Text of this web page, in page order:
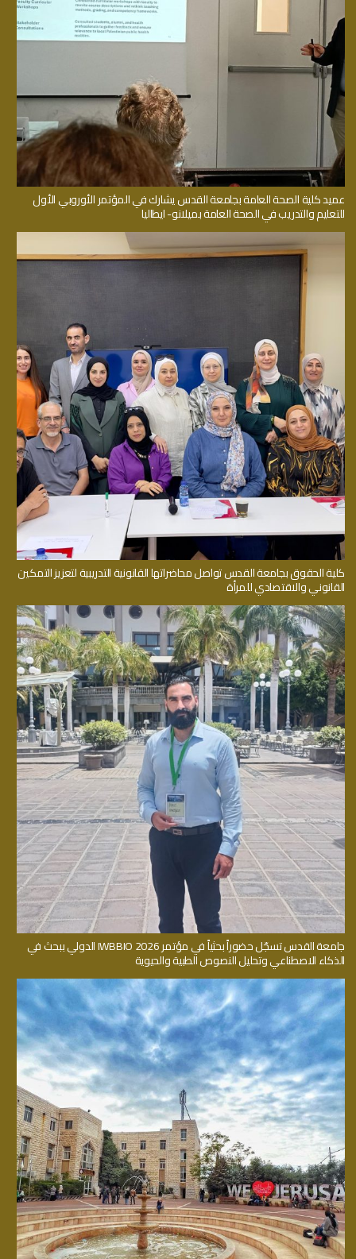
عميد كلية الصحة العامة بجامعة القدس يشارك في المؤتمر الأوروبي الأول
للتعليم والتدريب في الصحة العامة بميلانو- ايطاليا
كلية الحقوق بجامعة القدس تواصل محاضراتها القانونية التدريبية لتعزيز التمكين
القانوني والاقتصادي للمرأة
جامعة القدس تسجّل حضوراً بحثياً في مؤتمر IWBBIO 2026 الدولي ببحث في
الذكاء الاصطناعي وتحليل النصوص الطبية والحيوية